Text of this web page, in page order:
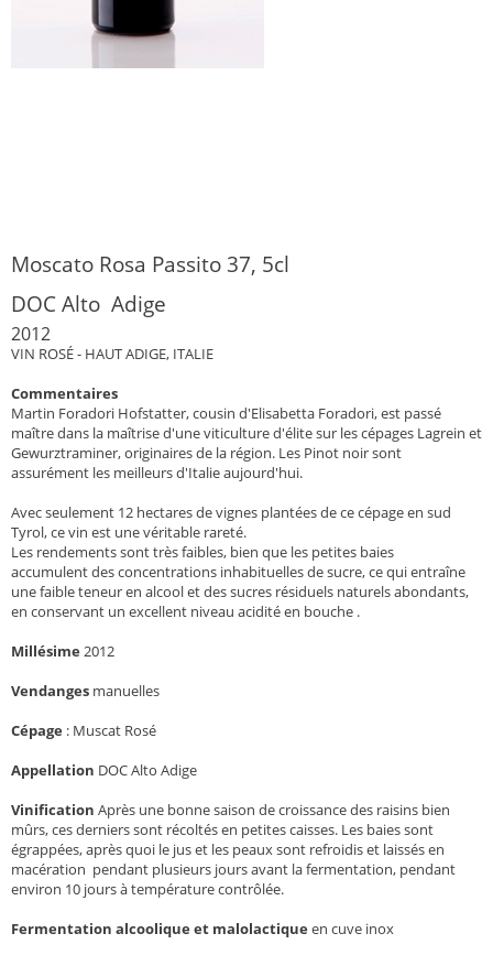
Moscato Rosa Passito 37, 5cl
DOC Alto Adige
2012
VIN ROSÉ - HAUT ADIGE, ITALIE
Commentaires
Martin Foradori Hofstatter, cousin d'Elisabetta Foradori, est passé
maître dans la maîtrise d'une viticulture d'élite sur les cépages Lagrein et
Gewurztraminer, originaires de la région. Les Pinot noir sont
assurément les meilleurs d'Italie aujourd'hui.
Avec seulement 12 hectares de vignes plantées de ce cépage en sud
Tyrol, ce vin est une véritable rareté.
Les rendements sont très faibles, bien que les petites baies
accumulent des concentrations inhabituelles de sucre, ce qui entraîne
une faible teneur en alcool et des sucres résiduels naturels abondants,
en conservant un excellent niveau acidité en bouche .
Millésime 2012
Vendanges manuelles
Cépage : Muscat Rosé
Appellation DOC Alto Adige
Vinification Après une bonne saison de croissance des raisins bien
mûrs, ces derniers sont récoltés en petites caisses. Les baies sont
égrappées, après quoi le jus et les peaux sont refroidis et laissés en
macération pendant plusieurs jours avant la fermentation, pendant
environ 10 jours à température contrôlée.
Fermentation alcoolique et malolactique en cuve inox